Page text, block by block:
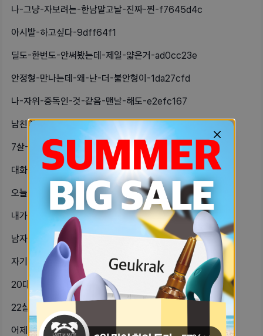
나-그냥-자보려는-한남말고날-진짜-찐-f7645d4c
아시발-하고싶다-9dff64f1
딜도-한번도-안써봤는데-제일-얇은거-ad0cc23e
안정형-만나는데-왜-난-더-불안형이-1da27cfd
나-자위-중독인-것-같음-맨날-해도-e2efc167
남친이랑-관계-후-2일-뒤부터-방광염-33066fe8
7살-차이나는-남친-100일-선물로-59d1d13
대화나-카톡할-때남자의-행동이나-말들-641cba41
오늘-나-생리-때매-못했는데-ㄹㅈㄷ-73324699
내가-7일에-관계를-했고-예정일이-1-d3ab668c
남자친구에게-오래만난-전여친이-있었고-dc5aabe5
자기들은-채위-자세중에-제일-민망한-e7d8a42c
20대-초반-모쏠-첫연애구-이제-10-43759b33
22살이랑-28살의-연애-어때회사-차-46e67de0
어제-첫경험을-했는데-혼자-할-때-삽-98b849f